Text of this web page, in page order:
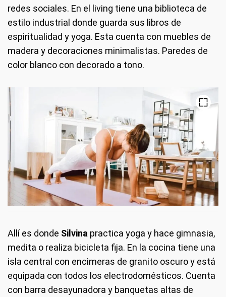
redes sociales. En el living tiene una biblioteca de
estilo industrial donde guarda sus libros de
espiritualidad y yoga. Esta cuenta con muebles de
madera y decoraciones minimalistas. Paredes de
color blanco con decorado a tono.
Allí es donde Silvina practica yoga y hace gimnasia,
medita o realiza bicicleta fija. En la cocina tiene una
isla central con encimeras de granito oscuro y está
equipada con todos los electrodomésticos. Cuenta
con barra desayunadora y banquetas altas de